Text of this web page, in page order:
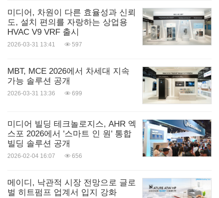
미디어, 차원이 다른 효율성과 신뢰
도, 설치 편의를 자랑하는 상업용
HVAC V9 VRF 출시
2026-03-31 13:41 597
MBT, MCE 2026에서 차세대 지속
가능 솔루션 공개
2026-03-31 13:36 699
미디어 빌딩 테크놀로지스, AHR 엑
스포 2026에서 '스마트 인 원' 통합
빌딩 솔루션 공개
2026-02-04 16:07 656
메이디, 낙관적 시장 전망으로 글로
벌 히트펌프 업계서 입지 강화